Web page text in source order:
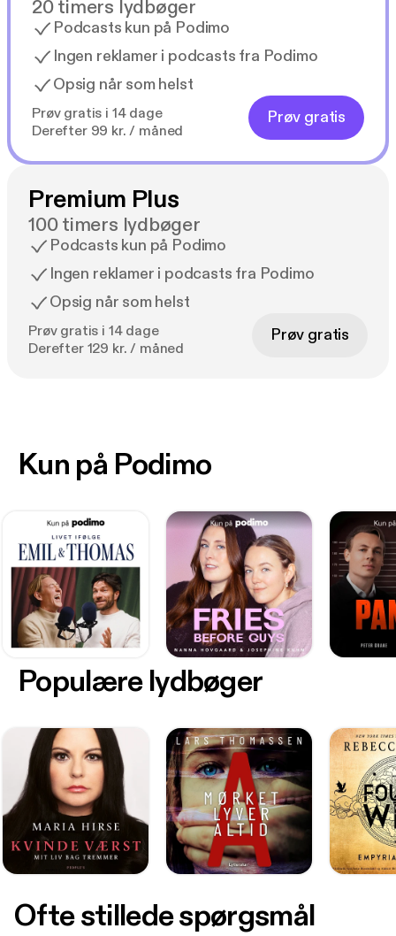
20 timers lydbøger
Podcasts kun på Podimo
Ingen reklamer i podcasts fra Podimo
Opsig når som helst
Prøv gratis i 14 dage
Derefter 99 kr. / måned
Prøv gratis
Premium Plus
100 timers lydbøger
Podcasts kun på Podimo
Ingen reklamer i podcasts fra Podimo
Opsig når som helst
Prøv gratis i 14 dage
Derefter 129 kr. / måned
Prøv gratis
Kun på Podimo
Populære lydbøger
Ofte stillede spørgsmål